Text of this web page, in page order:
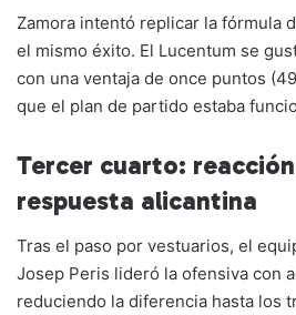
Zamora intentó replicar la fórmula
el mismo éxito. El Lucentum se
con una ventaja de once puntos
que el plan de partido estaba
Tercer cuarto:
respuesta alicantina
Tras el paso por vestuarios, el
Josep Peris lideró la ofensiva con
reduciendo la diferencia hasta los